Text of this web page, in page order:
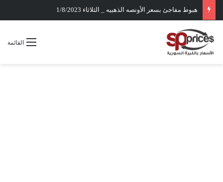
هبوط مفاجئ بسعر الأونصه الذهبيه _ الثلاثاء 1/8/2023
القائمة